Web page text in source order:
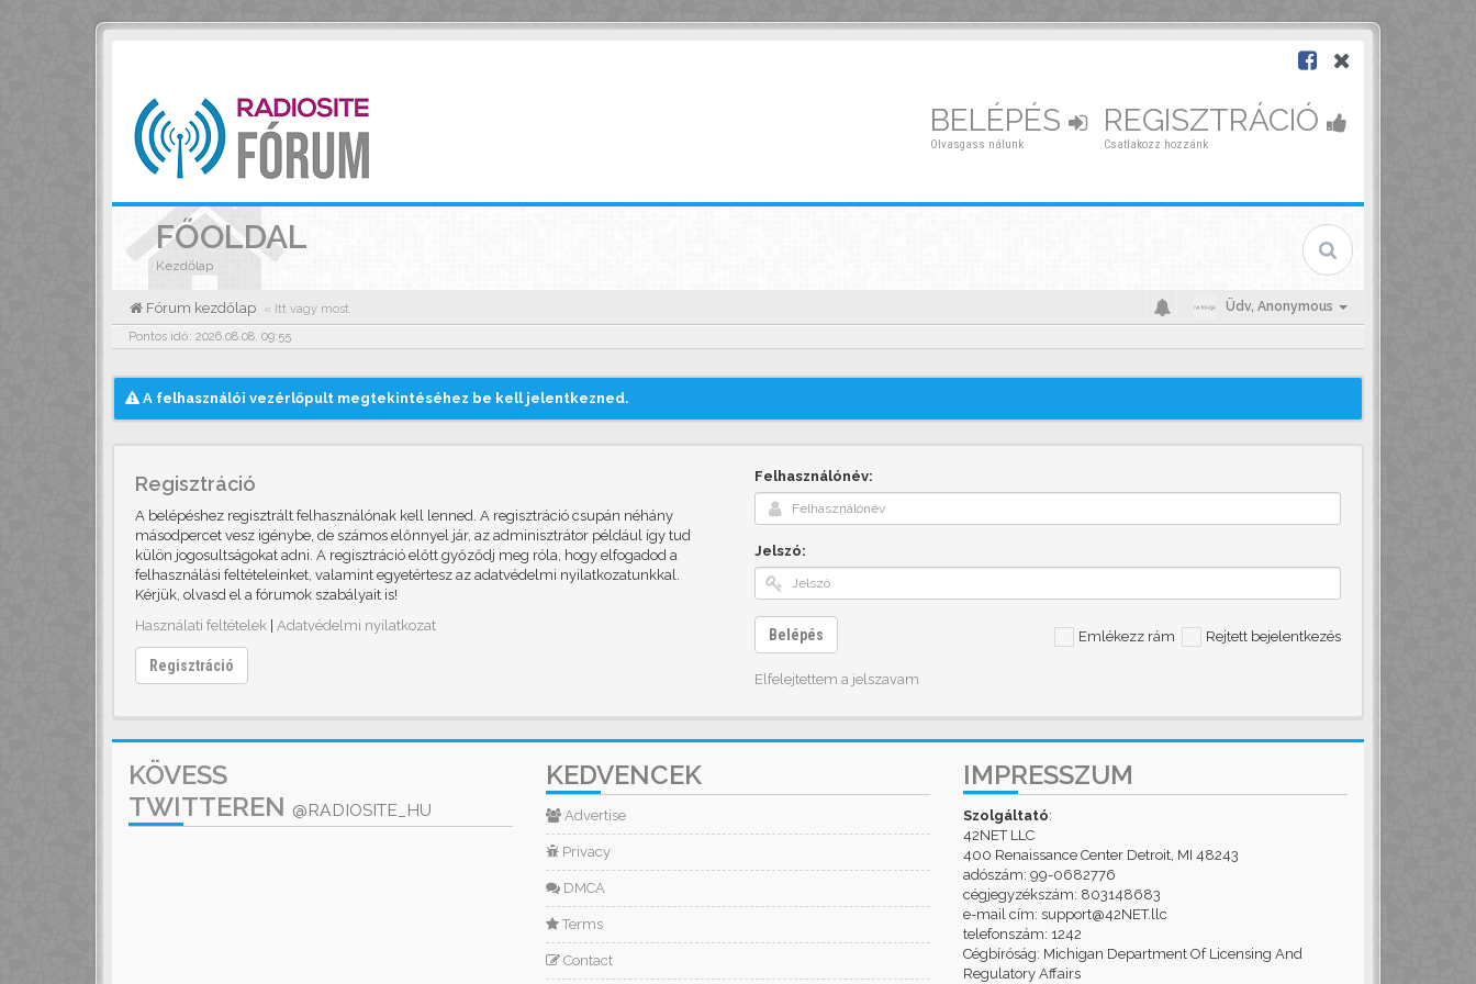
BELÉPÉS
Olvasgass nálunk
REGISZTRÁCIÓ
Csatlakozz hozzánk
FŐOLDAL
Kezdőlap
Fórum kezdőlap « Itt vagy most Üdv, Anonymous
Pontos idő: 2026.08.08. 09:55
A felhasználói vezérlőpult megtekintéséhez be kell jelentkezned.
Regisztráció
A belépéshez regisztrált felhasználónak kell lenned. A regisztráció csupán néhány
másodpercet vesz igénybe, de számos előnnyel jár, az adminisztrátor például így tud
külön jogosultságokat adni. A regisztráció előtt győződj meg róla, hogy elfogadod a
felhasználási feltételeinket, valamint egyetértesz az adatvédelmi nyilatkozatunkkal.
Kérjük, olvasd el a fórumok szabályait is!
Használati feltételek Adatvédelmi nyilatkozat
Regisztráció
Felhasználónév:
Jelszó:
Emlékezz rám Rejtett bejelentkezés
Belépés
Elfelejtettem a jelszavam
KÖVESS
TWITTEREN @RADIOSITE_HU
KEDVENCEK
Advertise
Privacy
DMCA
Terms
Contact
IMPRESSZUM
Szolgáltató:
42NET LLC
400 Renaissance Center Detroit, MI 48243
adószám: 99-0682776
cégjegyzékszám: 803148683
e-mail cím: support@42NET.llc
telefonszám: 1242
Cégbíróság: Michigan Department Of Licensing And
Regulatory Affairs